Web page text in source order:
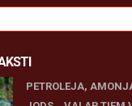
PETROLEJA,